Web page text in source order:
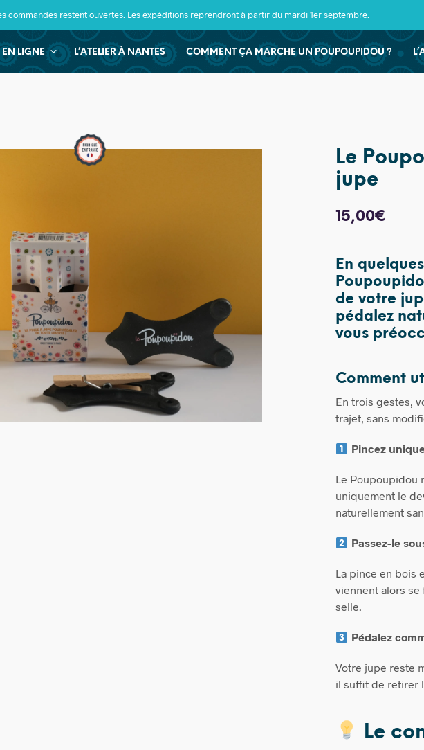
commandes restent ouvertes. Les expéditions reprendront à partir du mardi 1er septembre.
EN LIGNE L’ATELIER À NANTES COMMENT ÇA MARCHE UN POUPOUPIDOU ?
Le
jupe
15,00€
En
de votre
pédalez
vous
Comment
En trois gestes,
trajet, sans
Pincez
Le Poupoupidou
uniquement le
naturellement
Passez-le
La pince en bois
viennent alors se
selle.
Pédalez
Votre jupe reste
il suffit de retirer
Le